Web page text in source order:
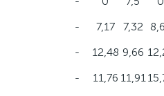
- 7,17 7,32
- 12,48 9,66
- 11,76 11,91